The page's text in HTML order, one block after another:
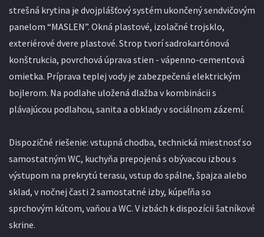
strešná krytina je dvojplášťový systém ukončený sendvičovým
panelom “MASLEN”. Okná plastové, izolačné trojsklo,
exteriérové dvere plastové. Strop tvorí sadrokartónová
konštrukcia, povrchová úprava stien - vápenno-cementová
omietka. Príprava teplej vody je zabezpečená elektrickým
bojlerom. Na podlahe uložená dlažba v kombinácii s
plávajúcou podlahou, sanita a obklady v sociálnom zázemí.
Dispozičné riešenie: vstupná chodba, technická miestnosť so
samostatným WC, kuchyňa prepojená s obývacou izbou s
výstupom na prekrytú terasu, vstup do spálne, špajza alebo
sklad, v nočnej časti 2 samostatné izby, kúpeľňa so
sprchovým kútom, vaňou a WC. V izbách k dispozícii šatníkové
skrine.